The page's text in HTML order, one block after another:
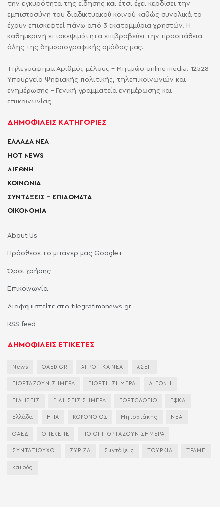
την εγκυρότητα της είδησης και έτσι έχει κερδίσει την
εμπιστοσύνη του διαδικτυακού κοινού καθώς συνολικά το
έχουν επισκεφτεί πάνω από 3 εκατομμύρια χρηστών. Η
καθημερινή επισκεψιμότητα επιβραβεύει την προσπάθεια
όλης της δημοσιογραφικής ομάδας μας.
Τηλεγράφημα Αριθμός μέλους - Μητρώο online media: 12528
Υπουργείο Ψηφιακής πολιτικής, τηλεπικοινωνιών και
ενημέρωσης - Γενική γραμματεία ενημέρωσης και
επικοινωνίας
ΔΗΜΟΦΙΛΕΙΣ ΚΑΤΗΓΟΡΙΕΣ
ΕΛΛΑΔΑ ΝΕΑ
HOT NEWS
ΔΙΕΘΝΗ
ΚΟΙΝΩΝΙΑ
ΣΥΝΤΑΞΕΙΣ – ΕΠΙΔΟΜΑΤΑ
ΟΙΚΟΝΟΜΙΑ
About Us
Πρόσθεσε το μπάνερ μας Google+
Όροι χρήσης
Επικοινωνία
Διαφημιστείτε στο tilegrafimanews.gr
RSS feed
ΔΗΜΟΦΙΛΕΙΣ ΕΤΙΚΕΤΕΣ
News OAED.GR ΑΓΡΟΤΙΚΑ ΝΕΑ ΑΣΕΠ
ΓΙΟΡΤΑΖΟΥΝ ΣΗΜΕΡΑ ΓΙΟΡΤΗ ΣΗΜΕΡΑ ΔΙΕΘΝΗ
ΕΙΔΗΣΕΙΣ ΕΙΔΗΣΕΙΣ ΣΗΜΕΡΑ ΕΟΡΤΟΛΟΓΙΟ ΕΦΚΑ
Ελλάδα ΗΠΑ ΚΟΡΟΝΟΙΟΣ Μητσοτάκης ΝΕΑ
ΟΑΕΔ ΟΠΕΚΕΠΕ ΠΟΙΟΙ ΓΙΟΡΤΑΖΟΥΝ ΣΗΜΕΡΑ
ΣΥΝΤΑΞΙΟΥΧΟΙ ΣΥΡΙΖΑ Συντάξεις ΤΟΥΡΚΙΑ ΤΡΑΜΠ
καιρός